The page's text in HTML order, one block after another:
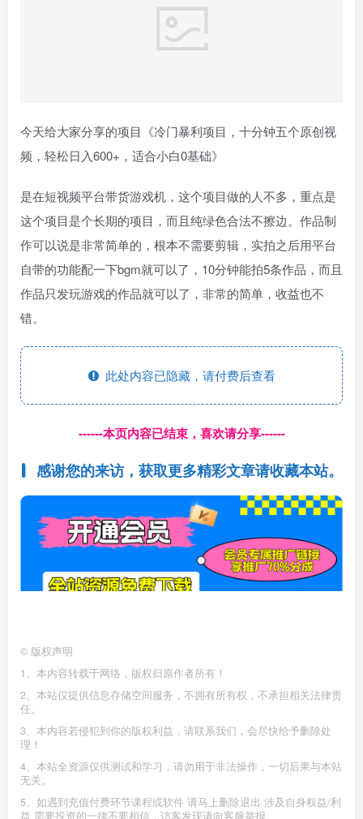
今天给大家分享的项目《冷门暴利项目，十分钟五个原创视
频，轻松日入600+，适合小白0基础》
是在短视频平台带货游戏机，这个项目做的人不多，重点是
这个项目是个长期的项目，而且纯绿色合法不擦边。作品制
作可以说是非常简单的，根本不需要剪辑，实拍之后用平台
自带的功能配一下bgm就可以了，10分钟能拍5条作品，而且
作品只发玩游戏的作品就可以了，非常的简单，收益也不
错。
此处内容已隐藏，请付费后查看
------本页内容已结束，喜欢请分享------
感谢您的来访，获取更多精彩文章请收藏本站。
© 版权声明
1、本内容转载于网络，版权归原作者所有！
2、本站仅提供信息存储空间服务，不拥有所有权，不承担相关法律责
任。
3、本内容若侵犯到你的版权利益，请联系我们，会尽快给予删除处
理！
4、本站全资源仅供测试和学习，请勿用于非法操作，一切后果与本站
无关。
5、如遇到充值付费环节课程或软件 请马上删除退出 涉及自身权益/利
益 需要投资的一律不要相信，访客发现请向客服举报。